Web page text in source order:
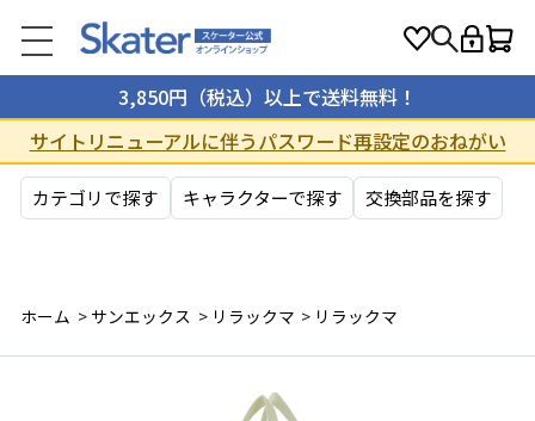
3,850円（税込）以上で送料無料！
サイトリニューアルに伴うパスワード再設定のおねがい
カテゴリで探す キャラクターで探す 交換部品を探す
ホーム > サンエックス > リラックマ > リラックマ